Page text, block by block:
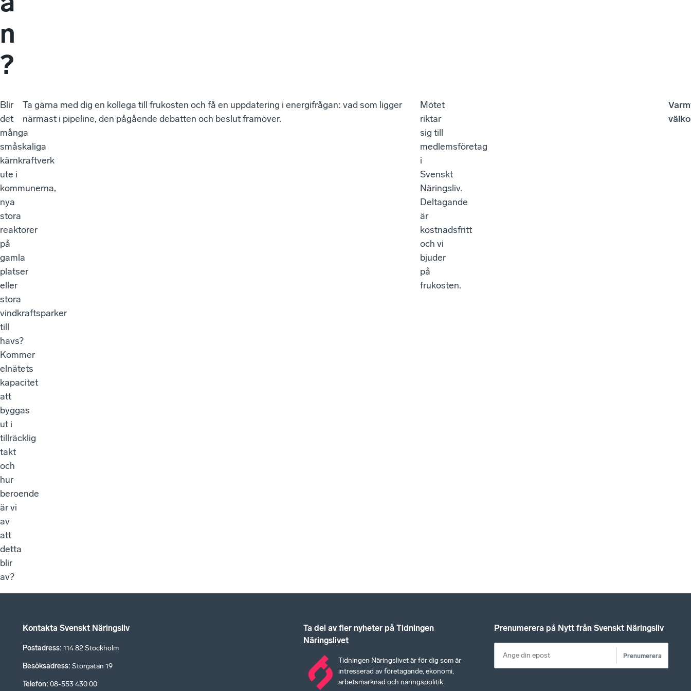
n
?
Blir
det
många
småskaliga
kärnkraftverk
ute i
kommunerna,
nya
stora
reaktorer
på
gamla
platser
eller
stora
vindkraftsparker
till
havs?
Kommer
elnätets
kapacitet
att
byggas
ut i
tillräcklig
takt
och
hur
beroende
är vi
av
att
detta
blir
av?
Ta gärna med dig en kollega till frukosten och få en uppdatering i energifrågan: vad som ligger
närmast i pipeline, den pågående debatten och beslut framöver.
Mötet
riktar
sig till
medlemsföretag
i
Svenskt
Näringsliv.
Deltagande
är
kostnadsfritt
och vi
bjuder
på
frukosten.
Kontakta Svenskt Näringsliv
Postadress: 114 82 Stockholm
Besöksadress: Storgatan 19
Telefon: 08-553 430 00
Ta del av fler nyheter på Tidningen
Näringslivet
Tidningen Näringslivet är för dig som är
intresserad av företagande, ekonomi,
arbetsmarknad och näringspolitik.
Prenumerera på Nytt från Svenskt Näringsliv
Prenumerera